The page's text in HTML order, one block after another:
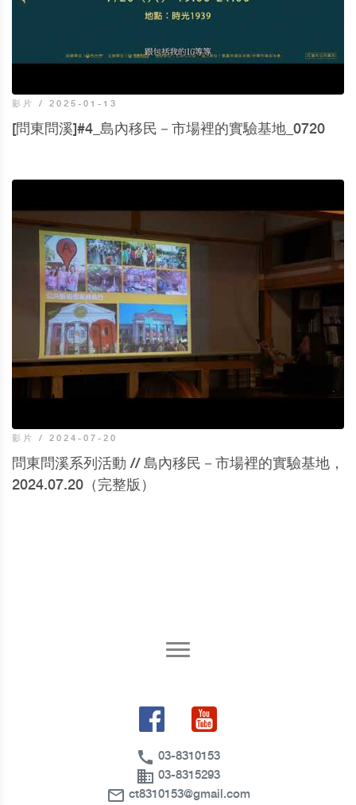
影片 / 2025-01-13
[問東問溪]#4_島內移民－市場裡的實驗基地_0720
影片 / 2024-07-20
問東問溪系列活動 // 島內移民－市場裡的實驗基地，
2024.07.20（完整版）
call 03-8310153
business 03-8315293
mail_outline ct8310153@gmail.com